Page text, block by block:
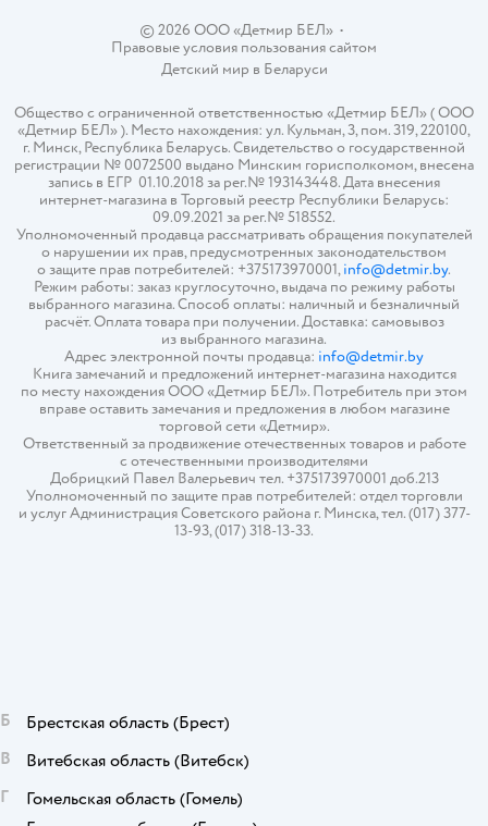
© 2026 ООО «Детмир БЕЛ»•
Правовые условия пользования сайтом
Детский мир в Беларуси
Общество с ограниченной ответственностью «Детмир БЕЛ» ( ООО
«Детмир БЕЛ» ). Место нахождения: ул. Кульман, 3, пом. 319, 220100,
г. Минск, Республика Беларусь. Свидетельство о государственной
регистрации № 0072500 выдано Минским горисполкомом, внесена
запись в ЕГР 01.10.2018 за рег.№ 193143448. Дата внесения
интернет-магазина в Торговый реестр Республики Беларусь:
09.09.2021 за рег.№ 518552.
Уполномоченный продавца рассматривать обращения покупателей
о нарушении их прав, предусмотренных законодательством
о защите прав потребителей: +375173970001,info@detmir.by.
Режим работы: заказ круглосуточно, выдача по режиму работы
выбранного магазина. Способ оплаты: наличный и безналичный
расчёт. Оплата товара при получении. Доставка: самовывоз
из выбранного магазина.
Адрес электронной почты продавца: info@detmir.by
Книга замечаний и предложений интернет-магазина находится
по месту нахождения ООО «Детмир БЕЛ». Потребитель при этом
вправе оставить замечания и предложения в любом магазине
торговой сети «Детмир».
Ответственный за продвижение отечественных товаров и работе
с отечественными производителями
Добрицкий Павел Валерьевич тел. +375173970001 доб.213
Уполномоченный по защите прав потребителей: отдел торговли
и услуг Администрация Советского района г. Минска, тел. (017) 377-
13-93, (017) 318-13-33.
Б Брестская область (Брест)
В
Витебская область (Витебск)
Г
Гомельская область (Гомель)